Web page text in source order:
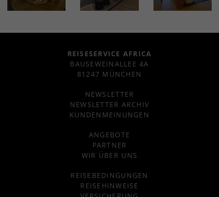
REISESERVICE AFRICA
BAUSEWEINALLEE 4A
81247 MÜNCHEN
NEWSLETTER
NEWSLETTER ARCHIV
KUNDENMEINUNGEN
ANGEBOTE
PARTNER
WIR ÜBER UNS
REISEBEDINGUNGEN
REISEHINWEISE